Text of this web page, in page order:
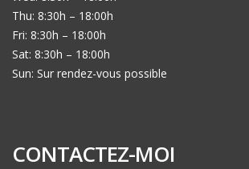
Thu: 8:30h – 18:00h
Fri: 8:30h – 18:00h
Sat: 8:30h – 18:00h
Sun: Sur rendez-vous possible
CONTACTEZ-MOI